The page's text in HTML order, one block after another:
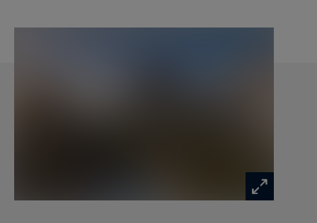
implanté dans l’un des secteurs les plus prisés de